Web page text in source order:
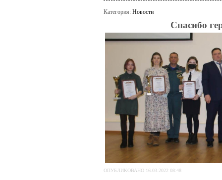
Категория: Новости
Спасибо
ОПУБЛИКОВАНО 16.03.2022 08:48